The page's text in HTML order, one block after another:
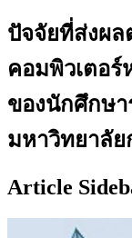
ปัจจัยที่ส่งผ
คอมพิวเตอ
ของนักศึกษ
มหาวิทยาลัย
Article